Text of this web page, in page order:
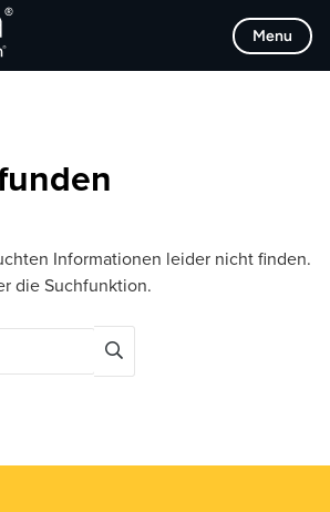
Menu
Informationen leider nicht finden.
die Suchfunktion.